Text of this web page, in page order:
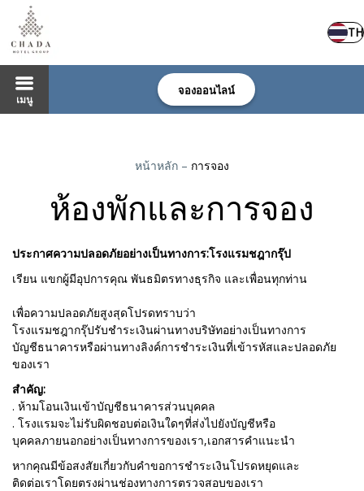
TH
เมนู
จองออนไลน์
หน้าหลัก – การจอง
ห้องพักและการจอง
ประกาศความปลอดภัยอย่างเป็นทางการ:โรงแรมชฎากรุ๊ป
เรียน แขกผู้มีอุปการคุณ พันธมิตรทางธุรกิจ และเพื่อนทุกท่าน
เพื่อความปลอดภัยสูงสุดโปรดทราบว่า
โรงแรมชฎากรุ๊ปรับชำระเงินผ่านทางบริษัทอย่างเป็นทางการ
บัญชีธนาคารหรือผ่านทางลิงค์การชำระเงินที่เข้ารหัสและปลอดภัย
ของเรา
สำคัญ:
. ห้ามโอนเงินเข้าบัญชีธนาคารส่วนบุคคล
. โรงแรมจะไม่รับผิดชอบต่อเงินใดๆที่ส่งไปยังบัญชีหรือ
บุคคลภายนอกอย่างเป็นทางการของเรา,เอกสารคำแนะนำ
หากคุณมีข้อสงสัยเกี่ยวกับคำขอการชำระเงินโปรดหยุดและ
ติดต่อเราโดยตรงผ่านช่องทางการตรวจสอบของเรา